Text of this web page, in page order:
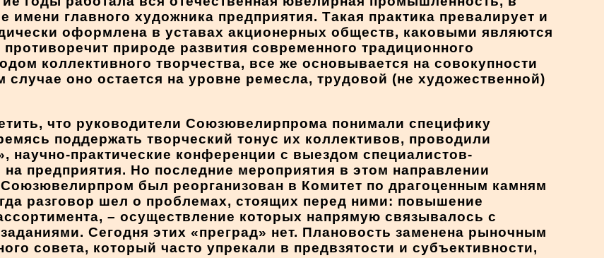
главного художника предприятия. Такая практика превалирует и
оформлена в уставах акционерных обществ, каковыми являются
природе развития современного традиционного
коллективного творчества, все же основывается на совокупности
оно остается на уровне ремесла, трудовой (не художественной)
что руководители Союзювелирпрома понимали специфику
поддержать творческий тонус их коллективов, проводили
научно-практические конференции с выездом специалистов-
предприятия. Но последние мероприятия в этом направлении
Союзювелирпром был реорганизован в Комитет по драгоценным камням
разговор шел о проблемах, стоящих перед ними: повышение
– осуществление которых напрямую связывалось с
Сегодня этих «преград» нет. Плановость заменена рыночным
совета, который часто упрекали в предвзятости и субъективности,